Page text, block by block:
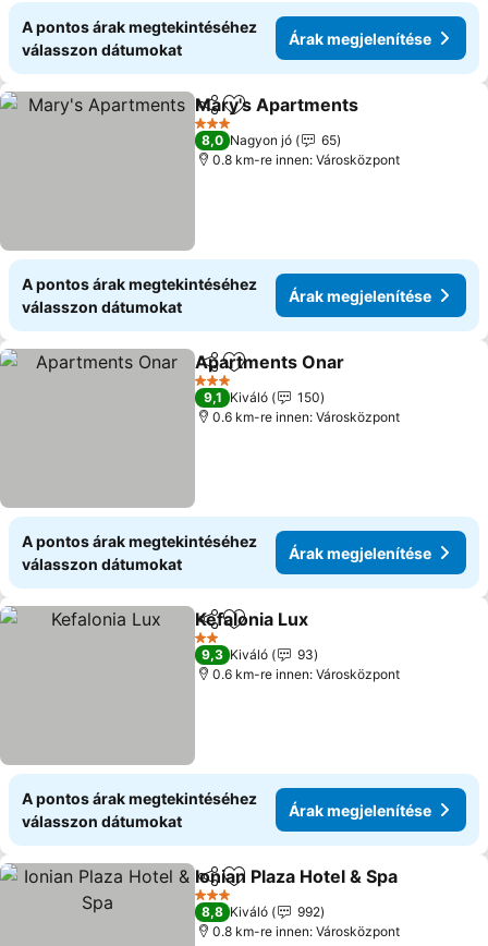
A pontos árak megtekintéséhez
válasszon dátumokat
Árak megjelenítése
Megosztás
Hozzáadás a kedvencekhez
Mary's Apartments
3 Kategória
8,0 Nagyon jó
65
0.8 km-re innen: Városközpont
A pontos árak megtekintéséhez
válasszon dátumokat
Árak megjelenítése
Megosztás
Hozzáadás a kedvencekhez
Apartments Onar
3 Kategória
9,1 Kiváló
150
0.6 km-re innen: Városközpont
A pontos árak megtekintéséhez
válasszon dátumokat
Árak megjelenítése
MegosztásHozzáadás a kedvencekhez
Kefalonia Lux
2 Kategória
9,3 Kiváló
93
0.6 km-re innen: Városközpont
A pontos árak megtekintéséhez
válasszon dátumokat
Árak megjelenítése
Megosztás
Hozzáadás a kedvencekhez
Ionian Plaza Hotel & Spa
3 Kategória
8,8 Kiváló
992
0.8 km-re innen: Városközpont